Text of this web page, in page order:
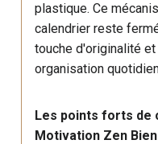
plastique. Ce
calendrier reste
touche d'originalité
organisation
Les points forts de
Motivation Zen